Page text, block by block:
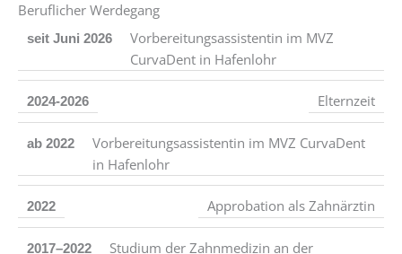
Beruflicher Werdegang
seit Juni 2026
Vorbereitungsassistentin im MVZ
CurvaDent in Hafenlohr
2024-2026 Elternzeit
ab 2022
Vorbereitungsassistentin im MVZ CurvaDent
in Hafenlohr
2022 Approbation als Zahnärztin
2017–2022
Studium der Zahnmedizin an der